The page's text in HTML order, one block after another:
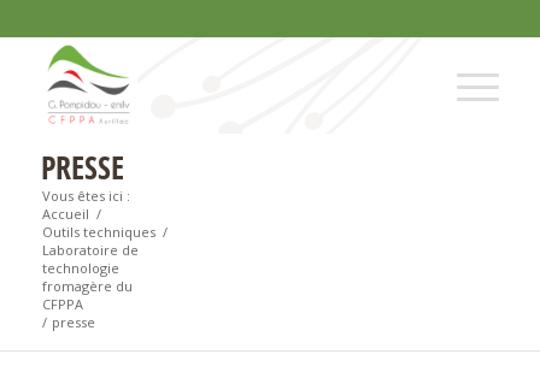
PRESSE
Vous êtes ici :
Accueil /
Outils techniques /
Laboratoire de
technologie
fromagère du
CFPPA
/ presse